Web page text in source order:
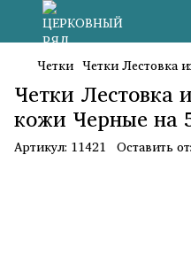
Четки Четки Лестовка
Четки Лестовка
кожи Черные на
Артикул: 11421 Оставить